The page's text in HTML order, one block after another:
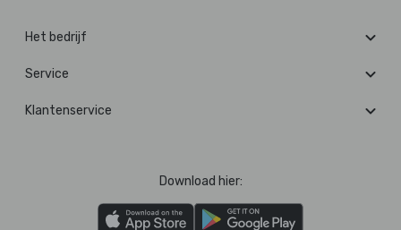
Het bedrijf
Service
Klantenservice
Download hier: